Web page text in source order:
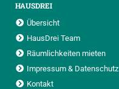
HAUSDREI
Übersicht
HausDrei Team
Räumlichkeiten mieten
Impressum & Datenschutz
Kontakt